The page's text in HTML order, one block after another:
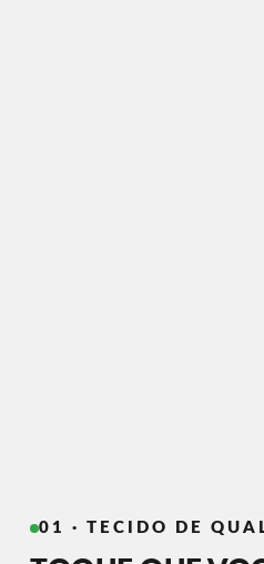
01 · TECIDO DE